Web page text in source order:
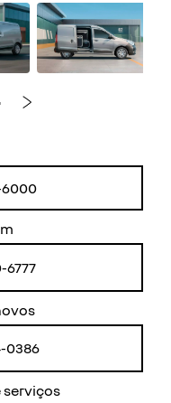
Próximo
6000
6777
0386